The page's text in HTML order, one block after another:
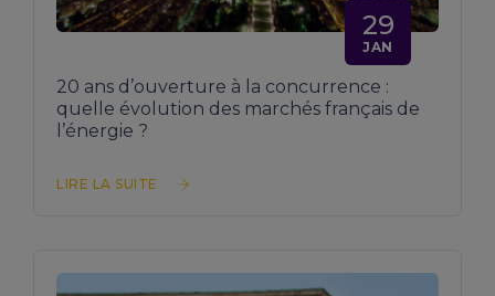
29
JAN
20 ans d’ouverture à la concurrence :
quelle évolution des marchés français de
l’énergie ?
LIRE LA SUITE